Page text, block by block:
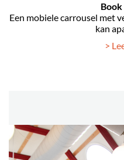
Een mobiele carrousel met
kan
>